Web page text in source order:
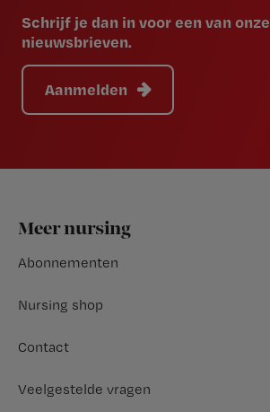
Schrijf je dan in voor een van onze
nieuwsbrieven.
Aanmelden
Footer
Meer nursing
Abonnementen
Nursing shop
Contact
Veelgestelde vragen